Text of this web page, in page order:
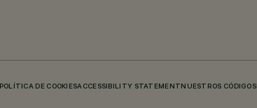
POLÍTICA DE COOKIESACCESSIBILITY STATEMENT NUESTROS CÓDIGOS